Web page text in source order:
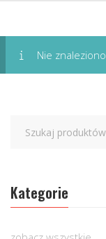
Nie
Kategorie